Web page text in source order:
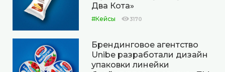
Два Кота»
#Кейсы 3170
Брендинговое агентство
Unibe разработали дизайн
упаковки линейки